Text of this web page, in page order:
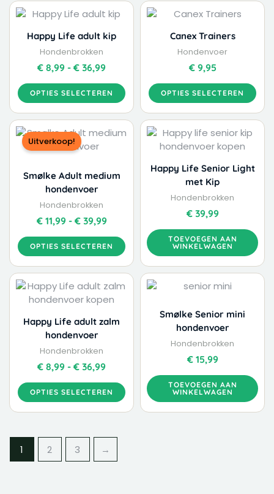
Happy Life adult kip
Hondenbrokken
€ 8,99 - € 36,99
Prijsklasse:
€ 8,99
tot
OPTIES SELECTEREN
product
heeft
meerdere
variaties.
Deze
optie
kan
gekozen
worden
op
de
Canex Trainers
Hondenvoer
€9,95
OPTIES SELECTEREN
product
heeft
meerdere
variaties.
Deze
optie
kan
gekozen
worden
op
productpagina
Uitverkoop!
Smølke Adult medium
hondenvoer
Hondenbrokken
€11,99 - €39,99
Prijsklasse:
€ 11,99
OPTIES SELECTEREN
product
heeft
variaties.
Deze
optie
kan
gekozen
worden
op
de
productpagina
Happy Life Senior Light
met Kip
Hondenbrokken
€39,99
TOEVOEGEN AAN
WINKELWAGEN
Happy Life adult zalm
hondenvoer
Hondenbrokken
€ 8,99 - € 36,99
Prijsklasse:
€ 8,99
tot
€ 36,99
OPTIES SELECTEREN
product
heeft
meerdere
variaties.
Deze
kan
gekozen
worden
op
productpagina
Smølke Senior mini
hondenvoer
Hondenbrokken
€15,99
TOEVOEGEN AAN
WINKELWAGEN
1 2 3 →